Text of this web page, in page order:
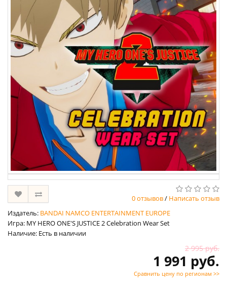
0 отзывов/ Написать отзыв
Издатель: BANDAI NAMCO ENTERTAINMENT EUROPE
Игра: MY HERO ONE'S JUSTICE 2 Celebration Wear Set
Наличие: Есть в наличии
2 995 руб.
1 991 руб.
Сравнить цену по регионам >>